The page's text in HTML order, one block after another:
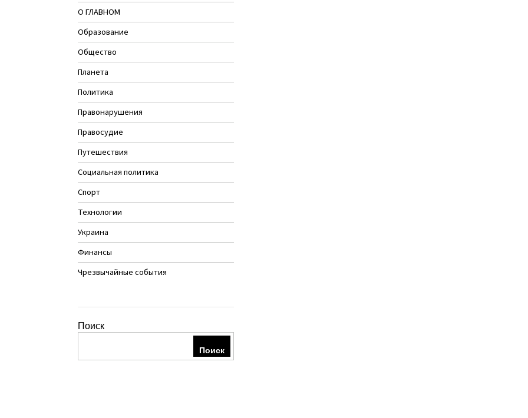
О ГЛАВНОМ
Образование
Общество
Планета
Политика
Правонарушения
Правосудие
Путешествия
Социальная политика
Спорт
Технологии
Украина
Финансы
Чрезвычайные события
Поиск
Поиск